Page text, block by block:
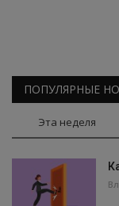
ПОПУЛЯРНЫЕ
Эта неделя